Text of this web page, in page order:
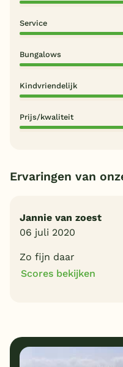
Service
Bungalows
Kindvriendelijk
Prijs/kwaliteit
Ervaringen van
Jannie van zoest
06 juli 2020
Zo fijn daar
Scores bekijken